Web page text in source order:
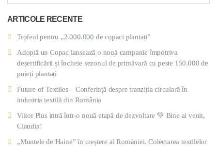
ARTICOLE RECENTE
Trofeul pentru „2.000.000 de copaci plantați”
Adoptă un Copac lansează o nouă campanie împotriva
deșertificării și încheie sezonul de primăvară cu peste 150.000 de
puieți plantați
Future of Textiles – Conferință despre tranziția circulară în
industria textilă din România
Viitor Plus intră într-o nouă etapă de dezvoltare 💚 Bine ai venit,
Claudia!
„Muntele de Haine” în creștere al României. Colectarea textilelor